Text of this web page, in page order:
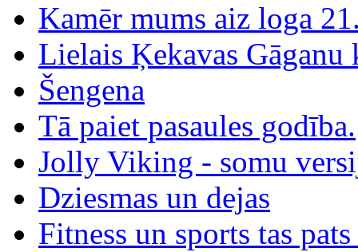
Kamēr mums aiz loga
Lielais Ķekavas Gāganu
Šengena
Tā paiet pasaules godība.
Jolly Viking - somu
Dziesmas un dejas
Fitness un sports tas